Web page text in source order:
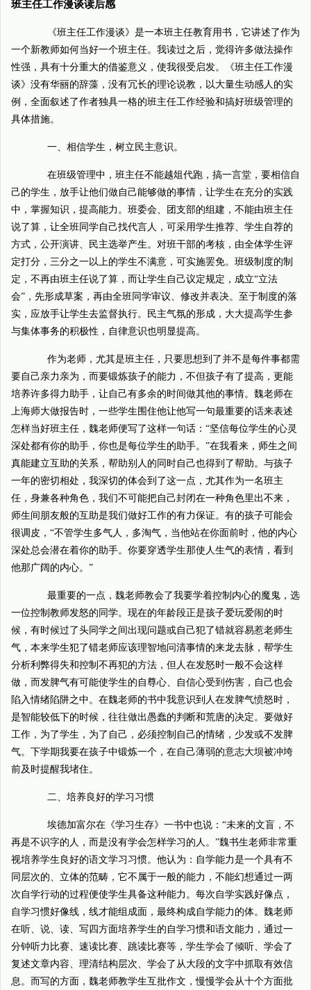
班主任工作漫谈读后感
《班主任工作漫谈》是一本班主任教育用书，它讲述了作为
一个新教师如何当好一个班主任。我读过之后，觉得许多做法操作
性强，具有十分重大的借鉴意义，使我很受启发。《班主任工作漫
谈》没有华丽的辞藻，没有冗长的理论说教，以大量生动感人的实
例，全面叙述了作者独具一格的班主任工作经验和搞好班级管理的
具体措施。
一、相信学生，树立民主意识。
在班级管理中，班主任不能越俎代跑，搞一言堂，要相信自
己的学生，放手让他们做自己能够做的事情，让学生在充分的实践
中，掌握知识，提高能力。班委会、团支部的组建，不能由班主任
说了算，让全班同学自己找代言人，可采用学生推荐、学生自荐的
方式，公开演讲、民主选举产生。对班干部的考核，由全体学生评
定打分，三分之一以上的学生不满意，可实施罢免。班级制度的制
定，不再由班主任说了算，而让学生自己议定规定，成立“立法
会”，先形成草案，再由全班同学审议、修改并表决。至于制度的落
实，应放手让学生去监督执行。民主气氛的形成，大大提高学生参
与集体事务的积极性，自律意识也明显提高。
作为老师，尤其是班主任，只要思想到了并不是每件事都需
要自己亲力亲为，而要锻炼孩子的能力，不但孩子有了提高，更能
培养许多得力助手，让自己有多余的时间做其他的事情。魏老师在
上海师大做报告时，一些学生围住他让他写一句最重要的话来表述
怎样当好班主任，魏老师便写了这样一句话：“坚信每位学生的心灵
深处都有你的助手，你也是每位学生的助手。”在我看来，师生之间
真能建立互助的关系，帮助别人的同时自己也得到了帮助。与孩子
一年的密切相处，我深切的体会到了这一点，尤其作为一名班主
任，身兼各种角色，我们不可能把自己封闭在一种角色里出不来，
师生间朋友般的互助是我们做好工作的有力保证。有的孩子可能会
很调皮，“不管学生多气人，多淘气，当他站在你面前时，他的内心
深处总会潜在着你的助手。你要穿透学生那使人生气的表情，看到
他那广阔的内心。”
最重要的一点，魏老师教会了我要学着控制内心的魔鬼，选
一位控制教师发怒的同学。现在的年龄段正是孩子爱玩爱闹的时
候，有时候过了头同学之间出现问题或自己犯了错就容易惹老师生
气，本来学生犯了错老师应该理智地问清事情的来龙去脉，帮学生
分析利弊得失和控制不再犯的方法，但人在发怒时一般不会这样
做，而发脾气有可能使学生的自尊心、自信心受到伤害，自己也会
陷入情绪陷阱之中。在魏老师的书中我意识到人在发脾气愤怒时，
是智能较低下的时候，往往做出愚蠢的判断和荒唐的决定。要做好
工作，为了学生，为了自己，必须控制自己的情绪，少发或不发脾
气。下学期我要在孩子中锻炼一个，在自己薄弱的意志大坝被冲垮
前及时提醒我堵住。
二、培养良好的学习习惯
埃德加富尔在《学习生存》一书中也说：“未来的文盲，不
再是不识字的人，而是没有学会怎样学习的人。”魏书生老师非常重
视培养学生良好的语文学习习惯。他认为：自学能力是一个具有不
同层次的、立体的范畴，它不属于一般的能力，不能幻想通过一两
次自学行动的过程便使学生具备这种能力。每次自学实践好像点，
自学习惯好像线，线才能组成面，最终构成自学能力的体。魏老师
在听、说、读、写四方面培养学生的自学习惯和语文能力，通过一
分钟听力比赛、速读比赛、跳读比赛等，学生学会了倾听、学会了
复述文章内容、理清结构层次、学会了从大段的文字中抓取有效信
息。而写的方面，魏老师教学生互批作文，慢慢学会从十个方面批